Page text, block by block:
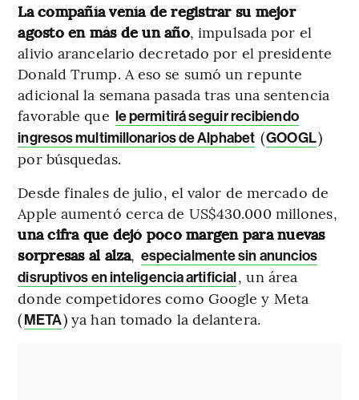
La compañía venía de registrar su mejor
agosto en más de un año, impulsada por el
alivio arancelario decretado por el presidente
Donald Trump. A eso se sumó un repunte
adicional la semana pasada tras una sentencia
favorable que le permitirá seguir recibiendo
ingresos multimillonarios de Alphabet (GOOGL)
por búsquedas.
Desde finales de julio, el valor de mercado de
Apple aumentó cerca de US$430.000 millones,
una cifra que dejó poco margen para nuevas
sorpresas al alza, especialmente sin anuncios
disruptivos en inteligencia artificial, un área
donde competidores como Google y Meta
(META) ya han tomado la delantera.